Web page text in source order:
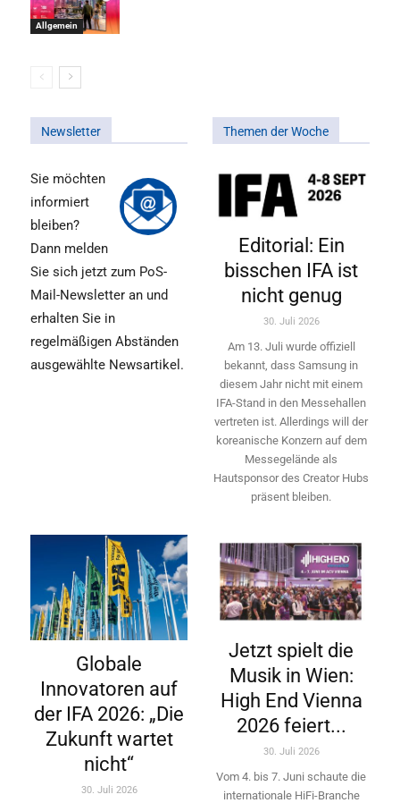
Allgemein
Newsletter
Sie möchten
informiert
bleiben?
Dann melden
Sie sich jetzt zum PoS-
Mail-Newsletter an und
erhalten Sie in
regelmäßigen Abständen
ausgewählte Newsartikel.
Themen der Woche
Editorial: Ein
bisschen IFA ist
nicht genug
30. Juli 2026
Am 13. Juli wurde offiziell
bekannt, dass Samsung in
diesem Jahr nicht mit einem
IFA-Stand in den Messehallen
vertreten ist. Allerdings will ­der
koreanische Konzern auf dem
Messegelände als
Hautsponsor des Creator Hubs
präsent bleiben.
Globale
Innovatoren auf
der IFA 2026: „Die
Zukunft wartet
nicht“
30. Juli 2026
Jetzt spielt die
Musik in Wien:
High End Vienna
2026 feiert...
30. Juli 2026
Vom 4. bis 7. Juni schaute die
internationale HiFi-Branche